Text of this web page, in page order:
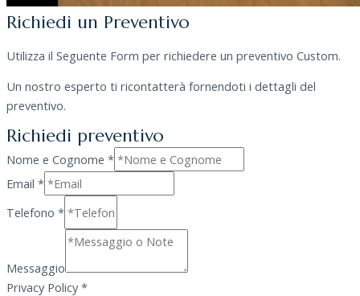
Richiedi un Preventivo
Utilizza il Seguente Form per richiedere un preventivo Custom.
Un nostro esperto ti ricontatterà fornendoti i dettagli del
preventivo.
Richiedi preventivo
Nome e Cognome *
Email *
Telefono *
Messaggio
Privacy Policy *